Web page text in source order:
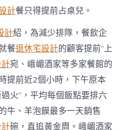
計餐只得提前占桌兒。
計紹，為減少排隊，餐飲企
餐退休宅設計的顧客提前“上
宛、峨嵋酒家等多家餐館的
提前近2個小時，下午原本
火”，平均每個飯點要排六
牛、羊泡饃最多一天銷售
碗，直追黃金周。峨嵋酒家